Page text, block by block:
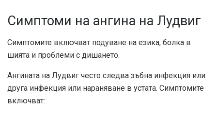
Симптоми на ангина на Лудвиг
Симптомите включват подуване на езика, болка в
шията и проблеми с дишането.
Ангината на Лудвиг често следва зъбна инфекция или
друга инфекция или нараняване в устата. Симптомите
включват: